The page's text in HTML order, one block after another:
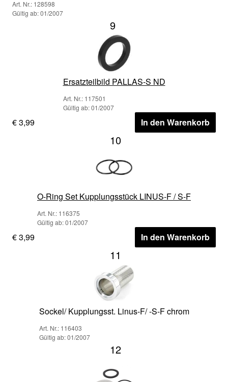
Art. Nr.: 128598
Gültig ab: 01/2007
9
Ersatzteilbild PALLAS-S ND
Art. Nr.: 117501
Gültig ab: 01/2007
€ 3,99 In den Warenkorb
10
O-Ring Set Kupplungsstück LINUS-F / S-F
Art. Nr.: 116375
Gültig ab: 01/2007
€ 3,99 In den Warenkorb
11
Sockel/ Kupplungsst. Linus-F/ -S-F chrom
Art. Nr.: 116403
Gültig ab: 01/2007
12